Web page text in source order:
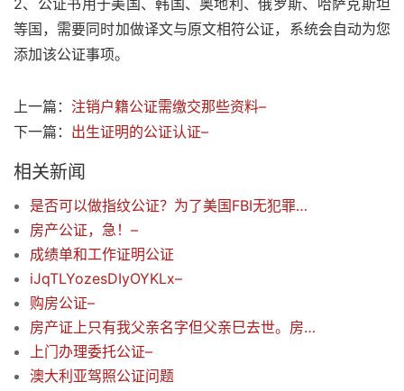
2、公证书用于美国、韩国、奥地利、俄罗斯、哈萨克斯坦
等国，需要同时加做译文与原文相符公证，系统会自动为您
添加该公证事项。
上一篇： 注销户籍公证需缴交那些资料–
下一篇： 出生证明的公证认证–
相关新闻
是否可以做指纹公证？为了美国FBI无犯罪申请用的
房产公证，急！–
成绩单和工作证明公证
iJqTLYozesDIyOYKLx–
购房公证–
房产证上只有我父亲名字但父亲巳去世。房产证改我母亲名字。需要帶什么材料
上门办理委托公证–
澳大利亚驾照公证问题